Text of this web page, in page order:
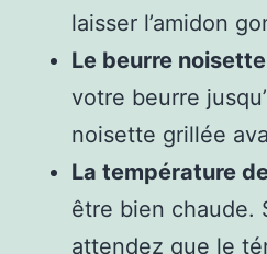
laisser l’amidon
Le beurre
votre beurre
noisette grillée
La température
être bien chaude.
attendez que le